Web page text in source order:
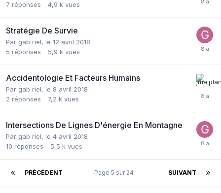
7 réponses 4,9 k vues
Stratégie De Survie
Par gab riel, le 12 avril 2018
5 réponses 5,9 k vues
Accidentologie Et Facteurs Humains
Par gab riel, le 8 avril 2018
2 réponses 7,2 k vues
Intersections De Lignes D'énergie En Montagne
Par gab riel, le 4 avril 2018
10 réponses 5,5 k vues
PRÉCÉDENT SUIVANT
Page 5 sur 24